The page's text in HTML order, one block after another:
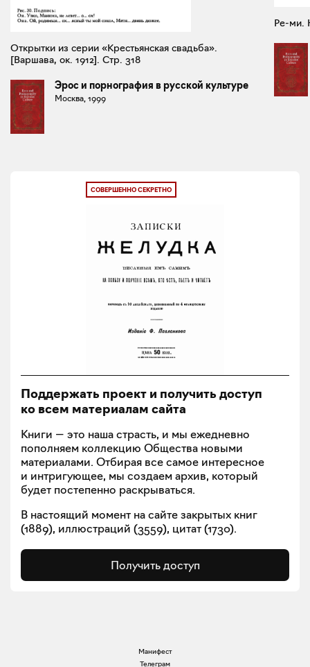
Открытки из серии «Крестьянская свадьба».
[Варшава, ок. 1912]. Стр. 318
Эрос и порнография в русской культуре
Москва, 1999
Ре-ми.
СОВЕРШЕННО СЕКРЕТНО
Поддержать проект и получить доступ
ко всем материалам сайта
Книги — это наша страсть, и мы ежедневно
пополняем коллекцию Общества новыми
материалами. Отбирая все самое интересное
и интригующее, мы создаем архив, который
будет постепенно раскрываться.
В настоящий момент на сайте закрытых книг
(1889), иллюстраций (3559), цитат (1730).
Получить доступ
Манифест
Телеграм